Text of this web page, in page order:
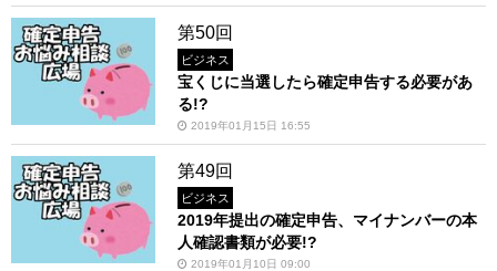
第50回
ビジネス
宝くじに当選したら確定申告する必要があ
る!?
2019年01月15日 16:55
第49回
ビジネス
2019年提出の確定申告、マイナンバーの本
人確認書類が必要!?
2019年01月10日 09:00